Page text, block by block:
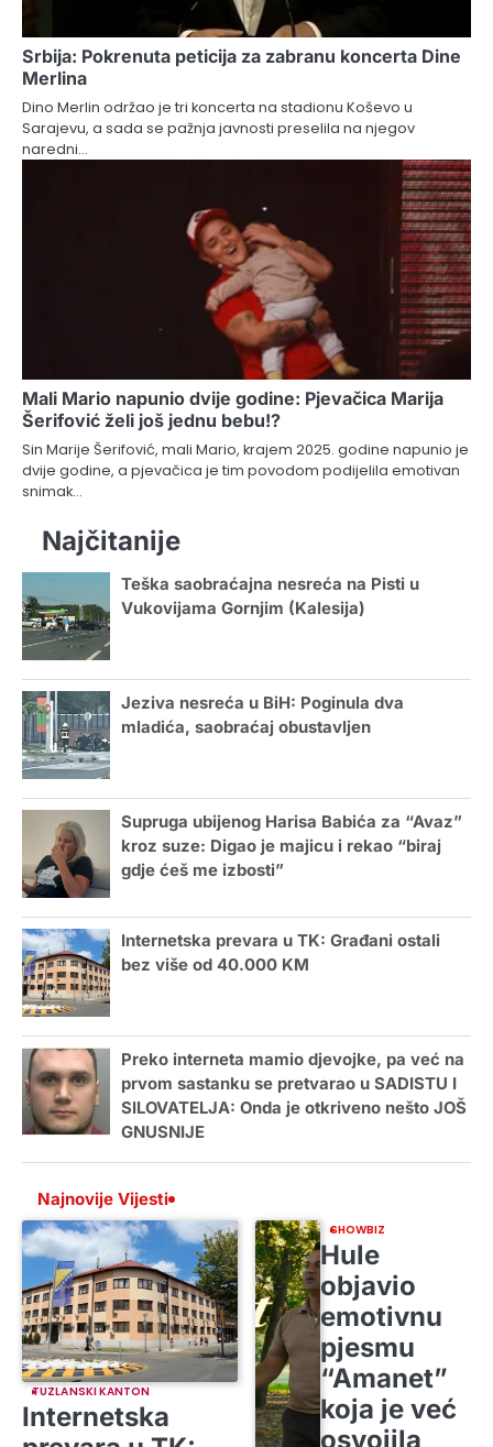
Srbija: Pokrenuta peticija za zabranu koncerta Dine
Merlina
Dino Merlin održao je tri koncerta na stadionu Koševo u
Sarajevu, a sada se pažnja javnosti preselila na njegov
naredni…
Mali Mario napunio dvije godine: Pjevačica Marija
Šerifović želi još jednu bebu!?
Sin Marije Šerifović, mali Mario, krajem 2025. godine napunio je
dvije godine, a pjevačica je tim povodom podijelila emotivan
snimak…
Najčitanije
Teška saobraćajna nesreća na Pisti u
Vukovijama Gornjim (Kalesija)
Jeziva nesreća u BiH: Poginula dva
mladića, saobraćaj obustavljen
Supruga ubijenog Harisa Babića za “Avaz”
kroz suze: Digao je majicu i rekao “biraj
gdje ćeš me izbosti”
Internetska prevara u TK: Građani ostali
bez više od 40.000 KM
Preko interneta mamio djevojke, pa već na
prvom sastanku se pretvarao u SADISTU I
SILOVATELJA: Onda je otkriveno nešto JOŠ
GNUSNIJE
Najnovije Vijesti
TUZLANSKI KANTON
Internetska
SHOWBIZ
Hule
objavio
emotivnu
pjesmu
“Amanet”
koja je već
osvojila